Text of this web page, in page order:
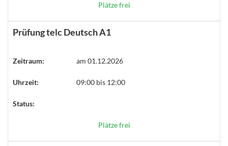
Plätze frei
Prüfung telc Deutsch A1
Zeitraum: am 01.12.2026
Uhrzeit: 09:00 bis 12:00
Status:
Plätze frei